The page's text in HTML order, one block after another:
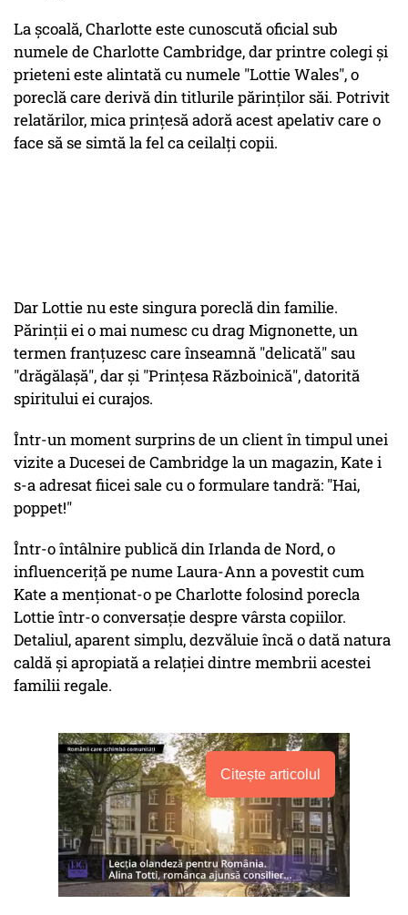
La școală, Charlotte este cunoscută oficial sub
numele de Charlotte Cambridge, dar printre colegi și
prieteni este alintată cu numele "Lottie Wales", o
poreclă care derivă din titlurile părinților săi. Potrivit
relatărilor, mica prințesă adoră acest apelativ care o
face să se simtă la fel ca ceilalți copii.
Dar Lottie nu este singura poreclă din familie.
Părinții ei o mai numesc cu drag Mignonette, un
termen franțuzesc care înseamnă "delicată" sau
"drăgălașă", dar și "Prințesa Războinică", datorită
spiritului ei curajos.
Într-un moment surprins de un client în timpul unei
vizite a Ducesei de Cambridge la un magazin, Kate i
s-a adresat fiicei sale cu o formulare tandră: "Hai,
poppet!"
Într-o întâlnire publică din Irlanda de Nord, o
influenceriță pe nume Laura-Ann a povestit cum
Kate a menționat-o pe Charlotte folosind porecla
Lottie într-o conversație despre vârsta copiilor.
Detaliul, aparent simplu, dezvăluie încă o dată natura
caldă și apropiată a relației dintre membrii acestei
familii regale.
Citește articolul